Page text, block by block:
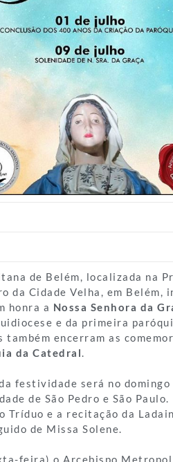
de Belém, localizada na
da Cidade Velha, em Belém,
honra a Nossa Senhora da
e da primeira
também encerram as
da Catedral.
festividade será no domingo
de São Pedro e São
Tríduo e a recitação da
de Missa Solene.
feira) o Arcebispo